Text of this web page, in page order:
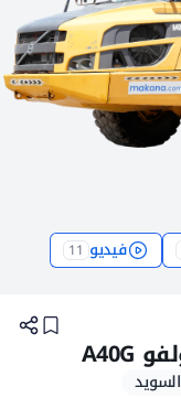
فيديو 11
السويد